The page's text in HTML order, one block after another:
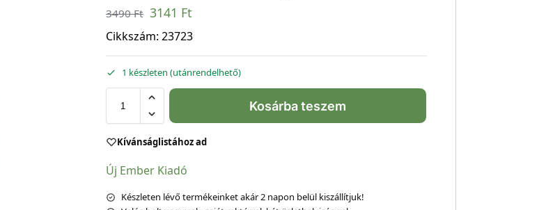
3490Ft 3141 Ft
Cikkszám: 23723
1 készleten (utánrendelhető)
Kosárba teszem
Kívánságlistához ad
Új Ember Kiadó
Készleten lévő termékeinket akár 2 napon belül kiszállítjuk!